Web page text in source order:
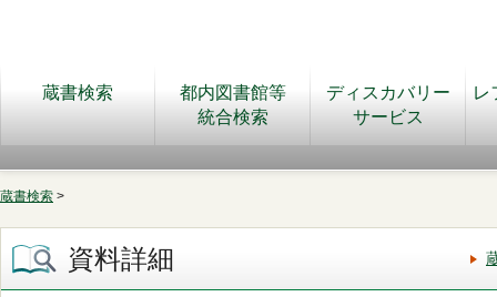
蔵書検索
都内図書館等
統合検索
ディスカバリー
サービス
レ
蔵書検索 >
資料詳細